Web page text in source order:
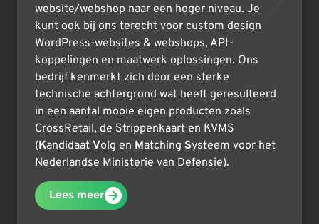
website/webshop naar een hoger niveau. Je
kunt ook bij ons terecht voor custom design
WordPress-websites & webshops, API-
koppelingen en maatwerk oplossingen. Ons
bedrijf kenmerkt zich door een sterke
technische achtergrond wat heeft geresulteerd
in een aantal mooie eigen producten zoals
CrossRetail, de Strippenkaart en KVMS
(Kandidaat Volg en Matching Systeem voor het
Nederlandse Ministerie van Defensie).
Lees meer